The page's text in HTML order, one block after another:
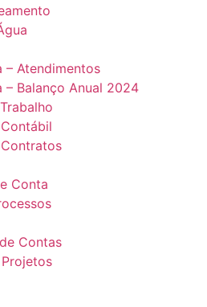
– Atendimentos
– Balanço Anual 2024
Conta
Contas